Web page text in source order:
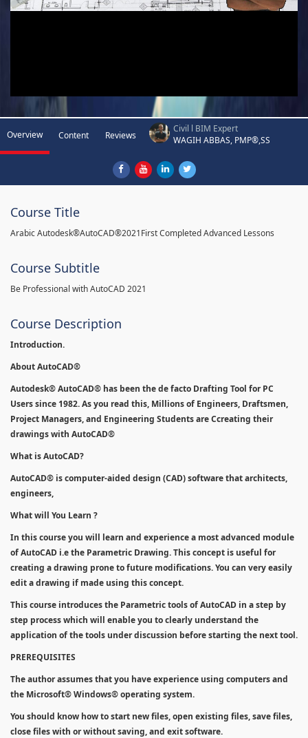
Overview Content Reviews
Civil l BIM Expert
WAGIH ABBAS, PMP®,SS
Course Title
Arabic Autodesk®AutoCAD®2021First Completed Advanced Lessons
Course Subtitle
Be Professional with AutoCAD 2021
Course Description
Introduction.
About AutoCAD®
Autodesk® AutoCAD® has been the de facto Drafting Tool for PC
Users since 1982. As you read this, Millions of Engineers, Draftsmen,
Project Managers, and Engineering Students are Ccreating their
drawings with AutoCAD®
What is AutoCAD?
AutoCAD® is computer-aided design (CAD) software that architects,
engineers,
What will You Learn ?
In this course you will learn and experience a most advanced module
of AutoCAD i.e the Parametric Drawing. This concept is useful for
creating a drawing prone to future modifications. You can very easily
edit a drawing if made using this concept.
This course introduces the Parametric tools of AutoCAD in a step by
step process which will enable you to clearly understand the
application of the tools under discussion before starting the next tool.
PREREQUISITES
The author assumes that you have experience using computers and
the Microsoft® Windows® operating system.
You should know how to start new files, open existing files, save files,
close files with or without saving, and exit software.